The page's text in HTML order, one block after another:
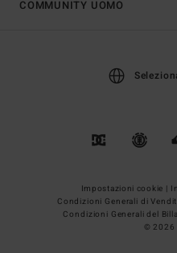
COMMUNITY UOMO
Impostazioni cookie |
Condizioni Generali di
Condizioni Generali del
© 2026